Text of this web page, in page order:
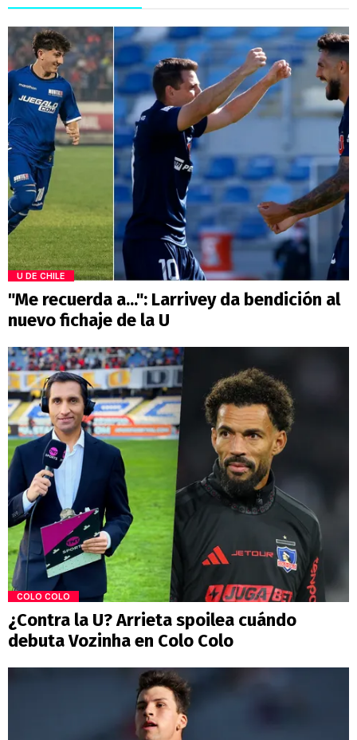
U DE CHILE
"Me recuerda a...": Larrivey da bendición al
nuevo fichaje de la U
COLO COLO
¿Contra la U? Arrieta spoilea cuándo
debuta Vozinha en Colo Colo